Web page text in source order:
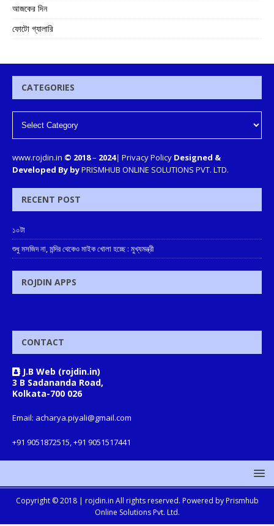
আজকের দিন
ফোটো গ্যালারি
CATEGORIES
www.rojdin.in © 2018– 2024| Privacy Policy Designed &
Developed By byPRISMHUB ONLINE SOLUTIONS PVT. LTD.
RECENT POST
১০টা
শুধু মসজিদ না, মন্দির থেকেও মাইক খোলা হচ্ছে : মুখ্যমন্ত্রী
ROJDIN APPS
CONTACT
J.B Web (rojdin.in)
3 B Sadananda Road,
Kolkata-700 026
Email: acharya.piyali@gmail.com
+91 9051872515, +91 9051517441
Copyright © 2018 | rojdin.in All rights reserved. Powered by Prismhub
Online Solutions Pvt. Ltd.